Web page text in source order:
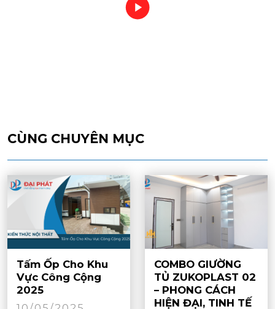
CÙNG CHUYÊN MỤC
Tấm Ốp Cho Khu
Vực Công Cộng
2025
COMBO GIƯỜNG
TỦ ZUKOPLAST 02
– PHONG CÁCH
HIỆN ĐẠI, TINH TẾ